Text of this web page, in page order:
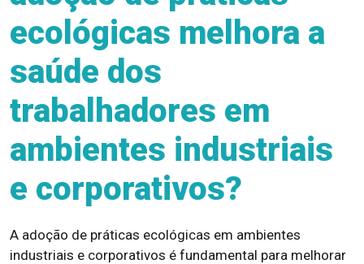
ecológicas melhora a
saúde dos
trabalhadores em
ambientes industriais
e corporativos?
A adoção de práticas ecológicas em ambientes
industriais e corporativos é fundamental para melhorar